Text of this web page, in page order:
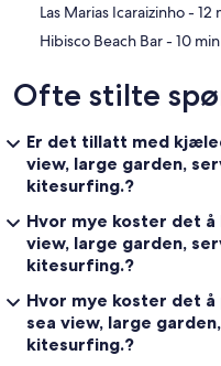
‪Las
‪Hibisco Beach
Ofte stilte
Er det tillatt med
view, large garden,
kitesurfing.?
Hvor mye koster det
view, large garden,
kitesurfing.?
Hvor mye koster det
sea view, large
kitesurfing.?